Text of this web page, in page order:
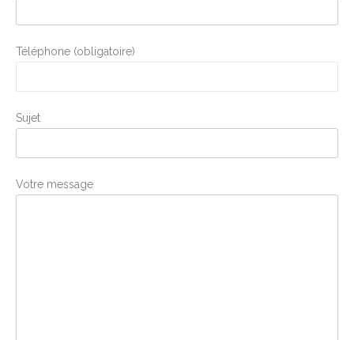
Téléphone (obligatoire)
Sujet
Votre message